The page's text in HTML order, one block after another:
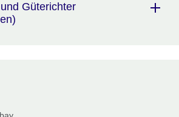
Güterichter